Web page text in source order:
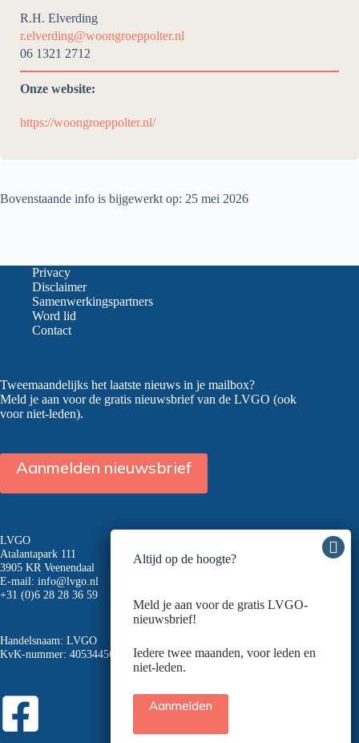
R.H. Elverding
r.elverding@woongroeppolter.nl
06 1321 2712
Onze website:
https://woongroeppolter.nl/
Bovenstaande info is bijgewerkt op: 25 mei 2026
Privacy
Disclaimer
Samenwerkingspartners
Word lid
Contact
Tweemaandelijks het laatste nieuws in je mailbox?
Meld je aan voor de gratis nieuwsbrief van de LVGO (ook
voor niet-leden).
Aanmelden nieuwsbrief
LVGO
Atalantapark 111
3905 KR Veenendaal
E-mail: info@lvgo.nl
+31 (0)6 28 28 36 59
Handelsnaam: LVGO
KvK-nummer: 40534456
Altijd op de hoogte?
Meld je aan voor de gratis LVGO-
nieuwsbrief!
Iedere twee maanden, voor leden en
niet-leden.
Aanmelden